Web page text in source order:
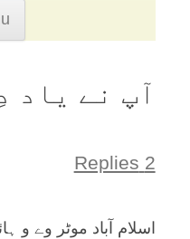
آپ نے ياد
2 Replies
اسلام آباد موٹر وے